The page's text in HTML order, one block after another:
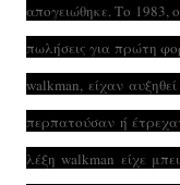
απογειώθηκε. Το 1983,
πωλήσεις για πρώτη
walkman, είχαν
περπατούσαν ή
λέξη walkman είχε